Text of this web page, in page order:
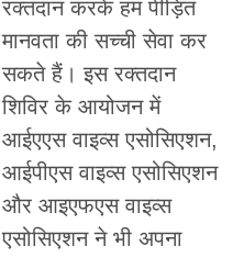
रक्तदान करके हम पीड़ित
मानवता की सच्ची सेवा कर
सकते हैं। इस रक्तदान
शिविर के आयोजन में
आईएएस वाइव्स एसोसिएशन,
आईपीएस वाइव्स एसोसिएशन
और आइएफएस वाइव्स
एसोसिएशन ने भी अपना